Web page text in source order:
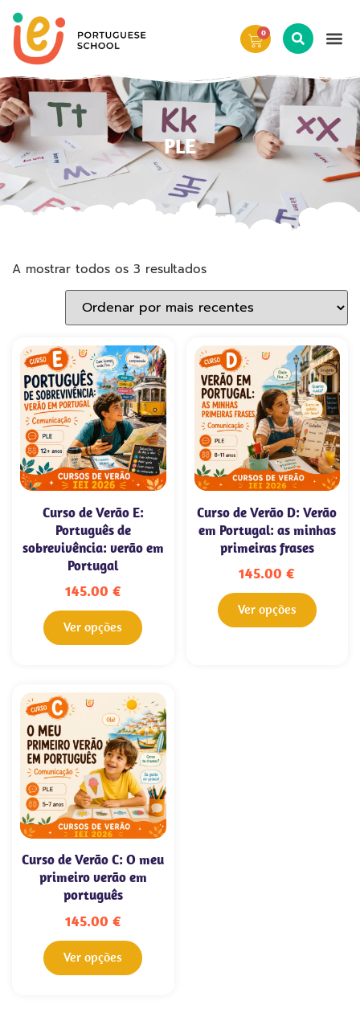
0
PLE
A mostrar todos os 3 resultados
Curso de Verão E:
Português de
sobrevivência: verão em
Portugal
145.00 €
Ver opções
Curso de Verão D: Verão
em Portugal: as minhas
primeiras frases
145.00€
Ver opções
Curso de Verão C: O meu
primeiro verão em
português
145.00 €
Ver opções